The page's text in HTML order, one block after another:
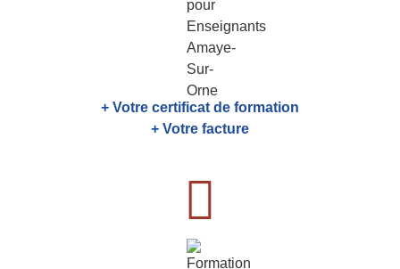
+ Votre certificat de formation
+ Votre facture